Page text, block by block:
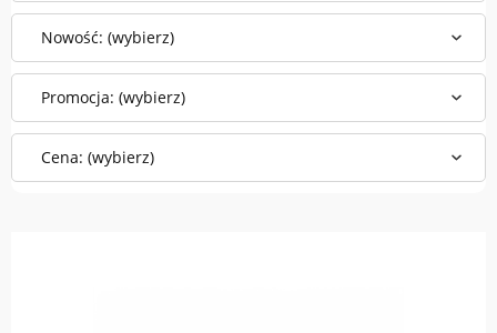
Cena: (wybierz)
Nowość: (wybierz)
Promocja: (wybierz)